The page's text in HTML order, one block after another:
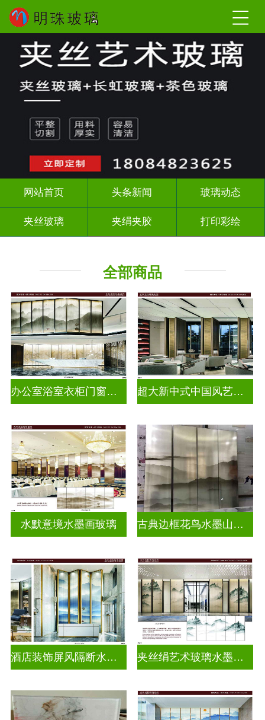
网站首页 头条新闻 玻璃动态
夹丝玻璃 夹绢夹胶 打印彩绘
全部商品
办公室浴室衣柜门窗户水墨画玻璃 超大新中式中国风艺术水墨山水画玻璃
水默意境水墨画玻璃 古典边框花鸟水墨山水画玻璃
酒店装饰屏风隔断水墨山水画玻璃 夹丝绢艺术玻璃水墨画玻璃